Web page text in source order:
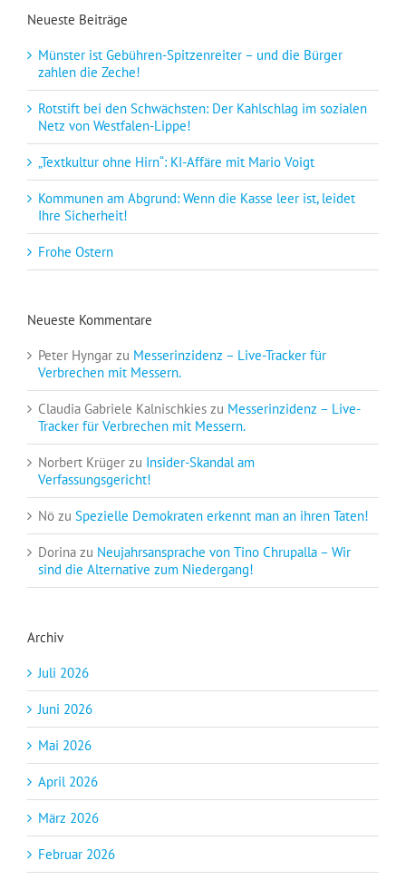
Neueste Beiträge
Münster ist Gebühren-Spitzenreiter – und die Bürger
zahlen die Zeche!
Rotstift bei den Schwächsten: Der Kahlschlag im sozialen
Netz von Westfalen-Lippe!
„Textkultur ohne Hirn“: KI-Affäre mit Mario Voigt
Kommunen am Abgrund: Wenn die Kasse leer ist, leidet
Ihre Sicherheit!
Frohe Ostern
Neueste Kommentare
Peter Hyngar zu Messerinzidenz – Live-Tracker für
Verbrechen mit Messern.
Claudia Gabriele Kalnischkies zu Messerinzidenz – Live-
Tracker für Verbrechen mit Messern.
Norbert Krüger zu Insider-Skandal am
Verfassungsgericht!
Nö zu Spezielle Demokraten erkennt man an ihren Taten!
Dorina zu Neujahrsansprache von Tino Chrupalla – Wir
sind die Alternative zum Niedergang!
Archiv
Juli 2026
Juni 2026
Mai 2026
April 2026
März 2026
Februar 2026